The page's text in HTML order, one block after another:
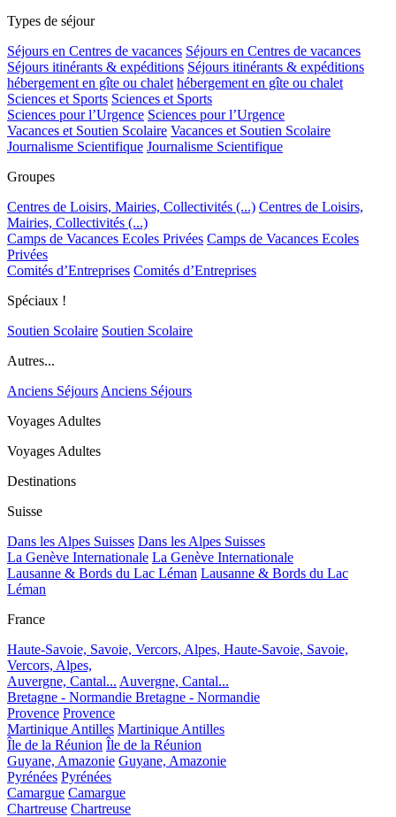
Types de séjour
Séjours en Centres de vacances Séjours en Centres de vacances
Séjours itinérants & expéditions Séjours itinérants & expéditions
hébergement en gîte ou chalet hébergement en gîte ou chalet
Sciences et Sports Sciences et Sports
Sciences pour l’Urgence Sciences pour l’Urgence
Vacances et Soutien Scolaire Vacances et Soutien Scolaire
Journalisme Scientifique Journalisme Scientifique
Groupes
Centres de Loisirs, Mairies, Collectivités (...) Centres de Loisirs,
Mairies, Collectivités (...)
Camps de Vacances Ecoles Privées Camps de Vacances Ecoles
Privées
Comités d’Entreprises Comités d’Entreprises
Spéciaux !
Soutien Scolaire Soutien Scolaire
Autres...
Anciens SéjoursAnciens Séjours
Voyages Adultes
Voyages Adultes
Destinations
Suisse
Dans les Alpes Suisses Dans les Alpes Suisses
La Genève Internationale La Genève Internationale
Lausanne & Bords du Lac Léman Lausanne & Bords du Lac
Léman
France
Haute-Savoie, Savoie, Vercors, Alpes, Haute-Savoie, Savoie,
Vercors, Alpes,
Auvergne, Cantal... Auvergne, Cantal...
Bretagne - Normandie Bretagne - Normandie
Provence Provence
Martinique Antilles Martinique Antilles
Île de la Réunion Île de la Réunion
Guyane, Amazonie Guyane, Amazonie
Pyrénées Pyrénées
Camargue Camargue
Chartreuse Chartreuse